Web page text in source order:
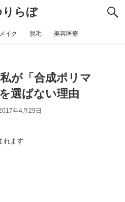
りらぼ
イク 脱毛 美容医療
が「合成ポリマ
選ばない理由
年4月29日
れます